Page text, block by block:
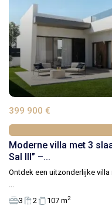
399 900 €
Moderne villa met 3
Sal III” –...
Ontdek een uitzonderlijke villa
3
2 107 m2